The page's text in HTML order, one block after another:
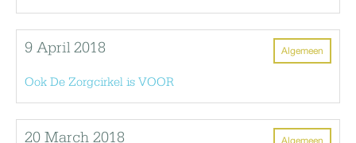
Algemeen
9 April 2018
Ook De Zorgcirkel is VOOR
Algemeen
20 March 2018